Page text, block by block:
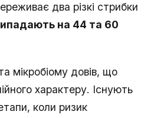
два різкі стрибки
на 44 та 60
мікробіому довів, що
характеру. Існують
коли ризик